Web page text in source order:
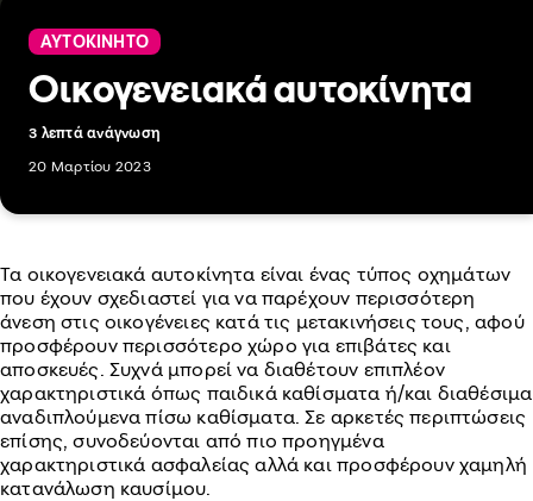
ΑΥΤΟΚΙΝΗΤΟ
Οικογενειακά αυτοκίνητα
3 λεπτά ανάγνωση
20 Μαρτίου 2023
Τα οικογενειακά αυτοκίνητα είναι ένας τύπος οχημάτων
που έχουν σχεδιαστεί για να παρέχουν περισσότερη
άνεση στις οικογένειες κατά τις μετακινήσεις τους, αφού
προσφέρουν περισσότερο χώρο για επιβάτες και
αποσκευές. Συχνά μπορεί να διαθέτουν επιπλέον
χαρακτηριστικά όπως παιδικά καθίσματα ή/και διαθέσιμα
αναδιπλούμενα πίσω καθίσματα. Σε αρκετές περιπτώσεις
επίσης, συνοδεύονται από πιο προηγμένα
χαρακτηριστικά ασφαλείας αλλά και προσφέρουν χαμηλή
κατανάλωση καυσίμου.